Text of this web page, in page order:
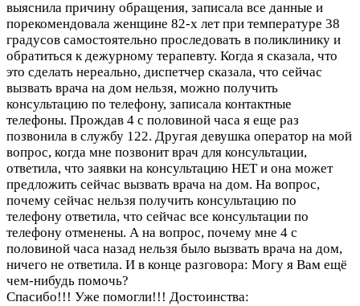
выяснила причину обращения, записала все данные и
порекомендовала женщине 82-х лет при температуре 38
градусов самостоятельно проследовать в поликлинику и
обратиться к дежурному терапевту. Когда я сказала, что
это сделать нереально, диспетчер сказала, что сейчас
вызвать врача на дом нельзя, можно получить
консультацию по телефону, записала контактные
телефоны. Прождав 4 с половиной часа я еще раз
позвонила в службу 122. Другая девушка оператор на мой
вопрос, когда мне позвонит врач для консультации,
ответила, что заявки на консультацию НЕТ и она может
предложить сейчас вызвать врача на дом. На вопрос,
почему сейчас нельзя получить консультацию по
телефону ответила, что сейчас все консультации по
телефону отменены. А на вопрос, почему мне 4 с
половиной часа назад нельзя было вызвать врача на дом,
ничего не ответила. И в конце разговора: Могу я Вам ещё
чем-нибудь помочь?
Спасибо!!! Уже помогли!!! Достоинства: